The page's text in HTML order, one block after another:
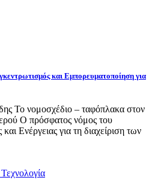
και Εμπορευματοποίηση για
Το νομοσχέδιο – ταφόπλακα στον
Ο πρόσφατος νόμος του
Ενέργειας για τη διαχείριση των